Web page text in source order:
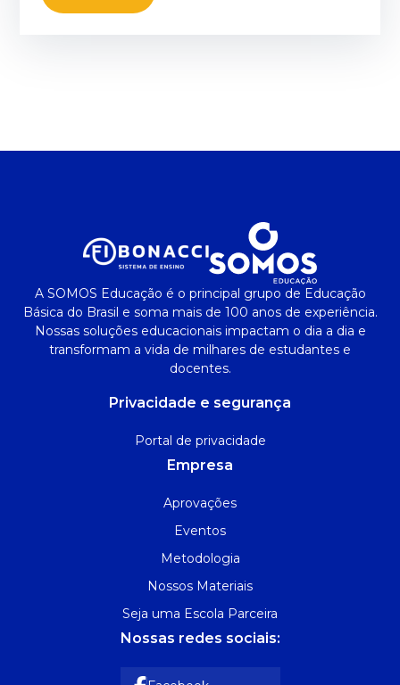
A SOMOS Educação é o principal grupo de Educação
Básica do Brasil e soma mais de 100 anos de experiência.
Nossas soluções educacionais impactam o dia a dia e
transformam a vida de milhares de estudantes e
docentes.
Privacidade e segurança
Portal de privacidade
Empresa
Aprovações
Eventos
Metodologia
Nossos Materiais
Seja uma Escola Parceira
Nossas redes sociais: